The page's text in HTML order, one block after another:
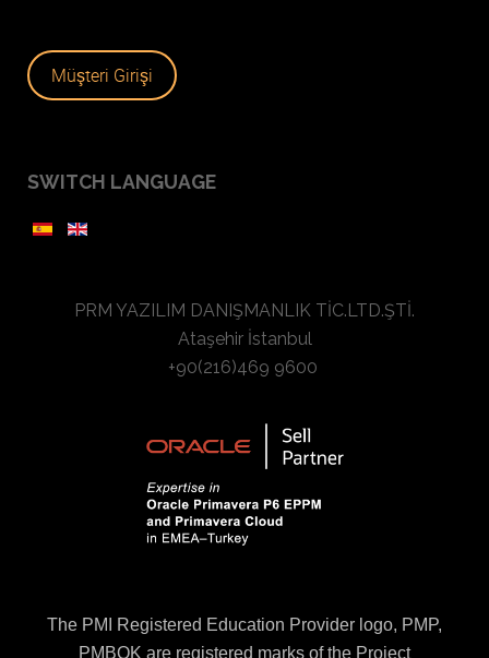
Müşteri Girişi
SWITCH LANGUAGE
PRM YAZILIM DANIŞMANLIK TİC.LTD.ŞTİ.
Ataşehir İstanbul
+90(216)469 9600
The PMI Registered Education Provider logo, PMP,
PMBOK are registered marks of the Project